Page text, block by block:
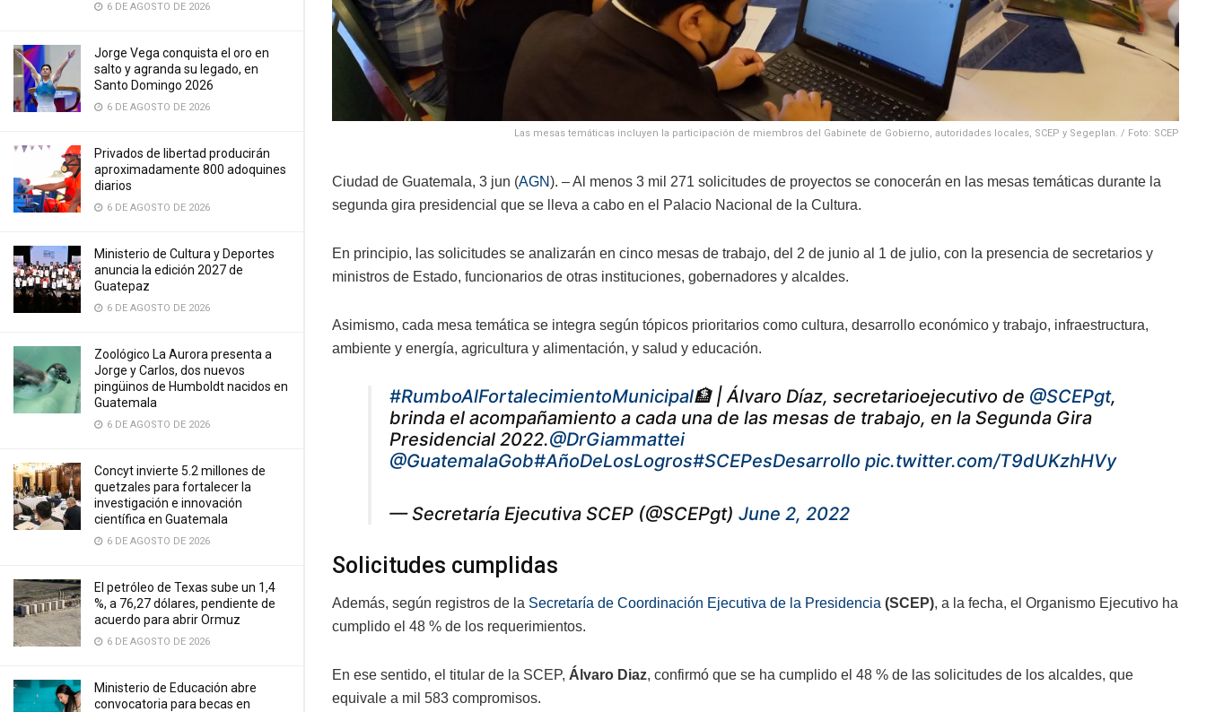
6 DE AGOSTO DE 2026
Jorge Vega conquista el oro en
salto y agranda su legado, en
Santo Domingo 2026
6 DE AGOSTO DE 2026
Privados de libertad producirán
aproximadamente 800 adoquines
diarios
6 DE AGOSTO DE 2026
Ministerio de Cultura y Deportes
anuncia la edición 2027 de
Guatepaz
6 DE AGOSTO DE 2026
Zoológico La Aurora presenta a
Jorge y Carlos, dos nuevos
pingüinos de Humboldt nacidos en
Guatemala
6 DE AGOSTO DE 2026
Concyt invierte 5.2 millones de
quetzales para fortalecer la
investigación e innovación
científica en Guatemala
6 DE AGOSTO DE 2026
El petróleo de Texas sube un 1,4
%, a 76,27 dólares, pendiente de
acuerdo para abrir Ormuz
6 DE AGOSTO DE 2026
Ministerio de Educación abre
convocatoria para becas en
Las mesas temáticas incluyen la participación de miembros del Gabinete de Gobierno, autoridades locales, SCEP y Segeplan. / Foto: SCEP
Ciudad de Guatemala, 3 jun (AGN). – Al menos 3 mil 271 solicitudes de proyectos se conocerán en las mesas temáticas durante la
segunda gira presidencial que se lleva a cabo en el Palacio Nacional de la Cultura.
En principio, las solicitudes se analizarán en cinco mesas de trabajo, del 2 de junio al 1 de julio, con la presencia de secretarios y
ministros de Estado, funcionarios de otras instituciones, gobernadores y alcaldes.
Asimismo, cada mesa temática se integra según tópicos prioritarios como cultura, desarrollo económico y trabajo, infraestructura,
ambiente y energía, agricultura y alimentación, y salud y educación.
#RumboAlFortalecimientoMunicipal🏦 | Álvaro Díaz, secretarioejecutivo de @SCEPgt,
brinda el acompañamiento a cada una de las mesas de trabajo, en la Segunda Gira
Presidencial 2022.@DrGiammattei
@GuatemalaGob#AñoDeLosLogros#SCEPesDesarrollo pic.twitter.com/T9dUKzhHVy
— Secretaría Ejecutiva SCEP (@SCEPgt) June 2, 2022
Solicitudes cumplidas
Además, según registros de la Secretaría de Coordinación Ejecutiva de la Presidencia (SCEP), a la fecha, el Organismo Ejecutivo ha
cumplido el 48 % de los requerimientos.
En ese sentido, el titular de la SCEP, Álvaro Diaz, confirmó que se ha cumplido el 48 % de las solicitudes de los alcaldes, que
equivale a mil 583 compromisos.